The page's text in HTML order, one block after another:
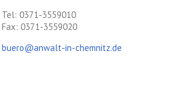
Tel: 0371-3559010
Fax: 0371-3559020
buero@anwalt-in-chemnitz.de